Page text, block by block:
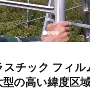
スチック フィル
の高い緯度区